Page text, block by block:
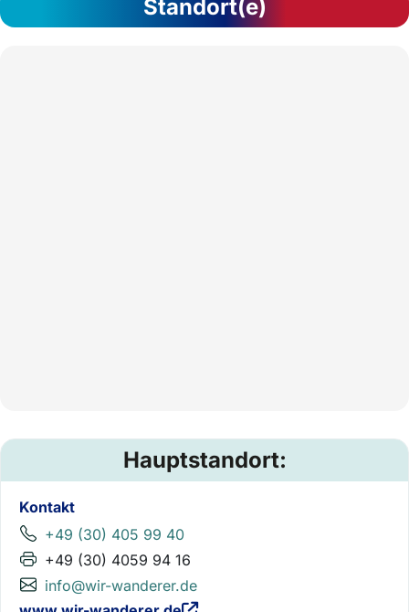
Standort(e)
Hauptstandort:
Kontakt
+49 (30) 405 99 40
+49 (30) 4059 94 16
info@wir-wanderer.de